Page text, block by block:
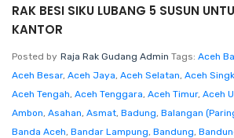
RAK BESI SIKU LUBANG 5 SUSUN
KANTOR
Posted by Raja Rak Gudang Admin Tags: Aceh
Aceh Besar, Aceh Jaya, Aceh Selatan, Aceh
Aceh Tengah, Aceh Tenggara, Aceh Timur, Aceh
Ambon, Asahan, Asmat, Badung, Balangan
Banda Aceh, Bandar Lampung, Bandung,